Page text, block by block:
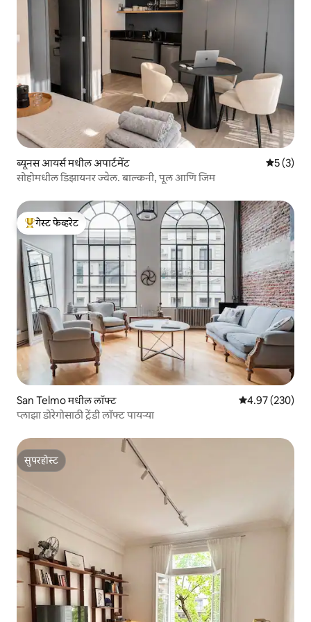
ब्यूनस आयर्स मधील अपार्टमेंट 5 पैकी 5
5 (3)
सोहोमधील डिझायनर ज्वेल. बाल्कनी, पूल आणि जिम
टॉप गेस्ट फेव्हरेट
गेस्ट फेव्हरेट
San Telmo मधील लॉफ्ट 5 पैकी 4.97
4.97 (230)
प्लाझा डोरेगोसाठी ट्रेंडी लॉफ्ट पायऱ्या
सुपरहोस्ट
सुपरहोस्ट